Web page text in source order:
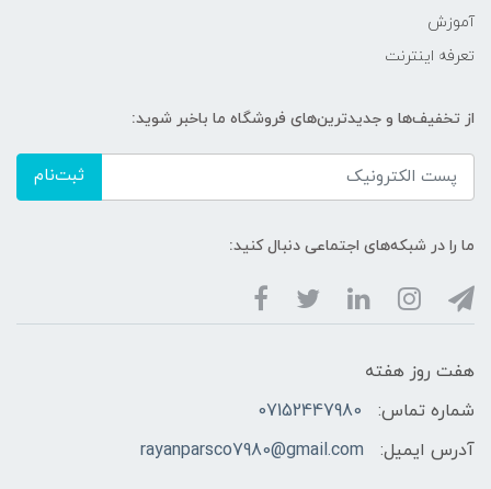
آموزش
تعرفه اینترنت
از تخفیف‌ها و جدیدترین‌های فروشگاه ما باخبر شوید:
ثبت‌نام
ما را در شبکه‌های اجتماعی دنبال کنید:
هفت روز هفته
شماره تماس:
07152447980
آدرس ایمیل:
rayanparsco7980@gmail.com